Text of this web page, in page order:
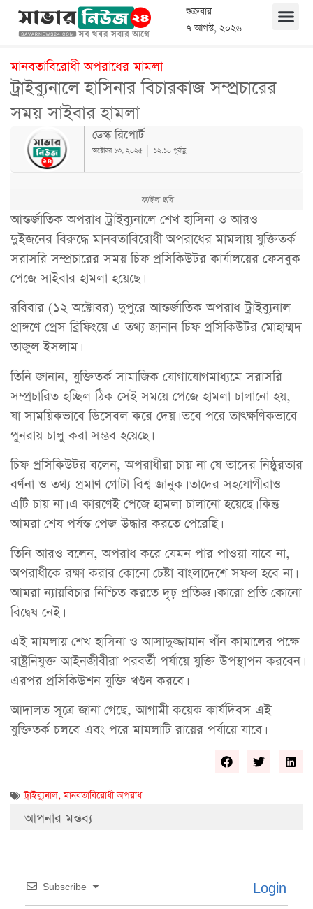
শুক্রবার
৭ আগস্ট, ২০২৬
মানবতাবিরোধী অপরাধের মামলা
ট্রাইব্যুনালে হাসিনার বিচারকাজ সম্প্রচারের
সময় সাইবার হামলা
ডেস্ক রিপোর্ট
অক্টোবর ১৩, ২০২৫ ১২:১০ পূর্বাহ্ণ
ফাইল ছবি
আন্তর্জাতিক অপরাধ ট্রাইব্যুনালে শেখ হাসিনা ও আরও
দুইজনের বিরুদ্ধে মানবতাবিরোধী অপরাধের মামলায় যুক্তিতর্ক
সরাসরি সম্প্রচারের সময় চিফ প্রসিকিউটর কার্যালয়ের ফেসবুক
পেজে সাইবার হামলা হয়েছে।
রবিবার (১২ অক্টোবর) দুপুরে আন্তর্জাতিক অপরাধ ট্রাইব্যুনাল
প্রাঙ্গণে প্রেস ব্রিফিংয়ে এ তথ্য জানান চিফ প্রসিকিউটর মোহাম্মদ
তাজুল ইসলাম।
তিনি জানান, যুক্তিতর্ক সামাজিক যোগাযোগমাধ্যমে সরাসরি
সম্প্রচারিত হচ্ছিল ঠিক সেই সময়ে পেজে হামলা চালানো হয়,
যা সাময়িকভাবে ডিসেবল করে দেয়। তবে পরে তাৎক্ষণিকভাবে
পুনরায় চালু করা সম্ভব হয়েছে।
চিফ প্রসিকিউটর বলেন, অপরাধীরা চায় না যে তাদের নিষ্ঠুরতার
বর্ণনা ও তথ্য-প্রমাণ গোটা বিশ্ব জানুক। তাদের সহযোগীরাও
এটি চায় না। এ কারণেই পেজে হামলা চালানো হয়েছে। কিন্তু
আমরা শেষ পর্যন্ত পেজ উদ্ধার করতে পেরেছি।
তিনি আরও বলেন, অপরাধ করে যেমন পার পাওয়া যাবে না,
অপরাধীকে রক্ষা করার কোনো চেষ্টা বাংলাদেশে সফল হবে না।
আমরা ন্যায়বিচার নিশ্চিত করতে দৃঢ় প্রতিজ্ঞ। কারো প্রতি কোনো
বিদ্বেষ নেই।
এই মামলায় শেখ হাসিনা ও আসাদুজ্জামান খাঁন কামালের পক্ষে
রাষ্ট্রনিযুক্ত আইনজীবীরা পরবর্তী পর্যায়ে যুক্তি উপস্থাপন করবেন।
এরপর প্রসিকিউশন যুক্তি খণ্ডন করবে।
আদালত সূত্রে জানা গেছে, আগামী কয়েক কার্যদিবস এই
যুক্তিতর্ক চলবে এবং পরে মামলাটি রায়ের পর্যায়ে যাবে।
ট্রাইব্যুনাল,মানবতাবিরোধী অপরাধ
আপনার মন্তব্য
Subscribe Login